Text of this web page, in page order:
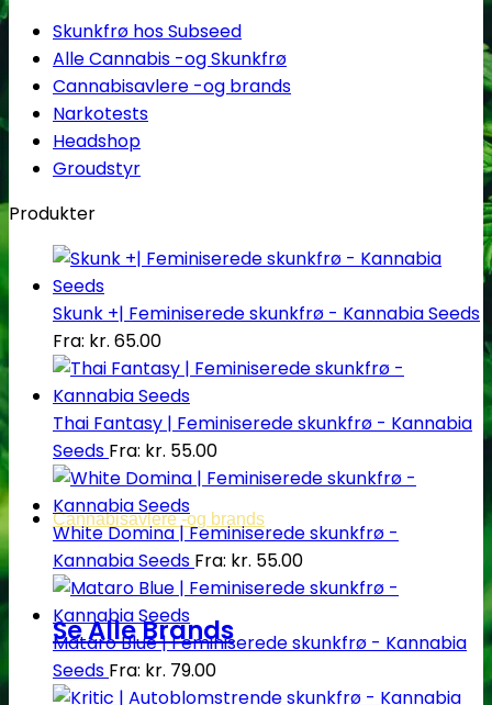
Cannabisavlere -og brands
Se Alle Brands
Skunkfrø hos Subseed
Alle Cannabis -og Skunkfrø
Cannabisavlere -og brands
Narkotests
Headshop
Groudstyr
Produkter
Skunk +| Feminiserede skunkfrø - Kannabia Seeds
Fra: kr. 65.00
Thai Fantasy | Feminiserede skunkfrø - Kannabia
Seeds Fra: kr. 55.00
White Domina | Feminiserede skunkfrø -
Kannabia Seeds Fra: kr. 55.00
Mataro Blue | Feminiserede skunkfrø - Kannabia
Seeds Fra: kr. 79.00